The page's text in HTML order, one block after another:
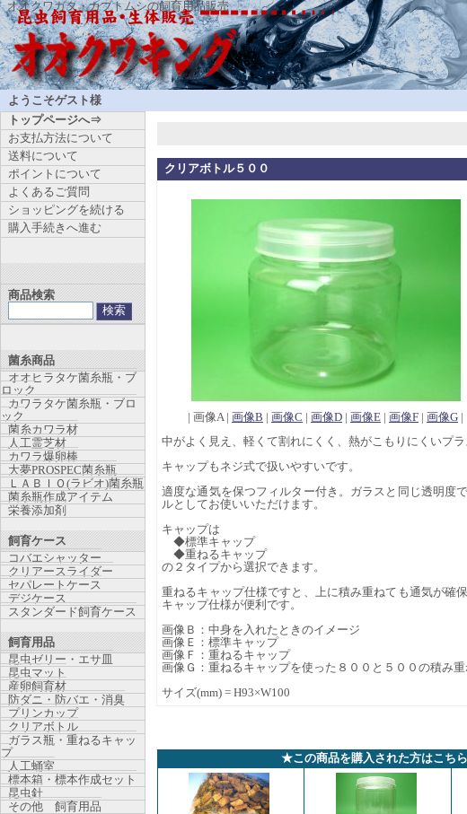
オオクワガタ・カブトムシの飼育用品販売
ようこそゲスト様
クリアボトル５００
| 画像A | 画像B | 画像C | 画像D | 画像E | 画像F | 画像G |
中がよく見え、軽くて割れにくく、熱がこもりにくいプ
キャップもネジ式で扱いやすいです。
適度な通気を保つフィルター付き。ガラスと同じ透明度
ルとしてお使いいただけます。
キャップは
◆標準キャップ
◆重ねるキャップ
の２タイプから選択できます。
重ねるキャップ仕様ですと、上に積み重ねても通気が確
キャップ仕様が便利です。
画像Ｂ：中身を入れたときのイメージ
画像Ｅ：標準キャップ
画像Ｆ：重ねるキャップ
画像Ｇ：重ねるキャップを使った８００と５００の積み重
サイズ(mm) = H93×W100
★この商品を購入された方はこち
トップページへ⇒
お支払方法について
送料について
ポイントについて
よくあるご質問
ショッピングを続ける
購入手続きへ進む
商品検索
菌糸商品
オオヒラタケ菌糸瓶・ブ
ロック
カワラタケ菌糸瓶・ブロ
ック
菌糸カワラ材
人工霊芝材
カワラ爆卵棒
大夢PROSPEC菌糸瓶
ＬＡＢＩＯ(ラビオ)菌糸瓶
菌糸瓶作成アイテム
栄養添加剤
飼育ケース
コバエシャッター
クリアースライダー
セパレートケース
デジケース
スタンダード飼育ケース
飼育用品
昆虫ゼリー・エサ皿
昆虫マット
産卵飼育材
防ダニ・防バエ・消臭
プリンカップ
クリアボトル
ガラス瓶・重ねるキャッ
プ
人工蛹室
標本箱・標本作成セット
昆虫針
その他 飼育用品